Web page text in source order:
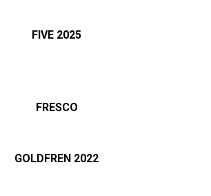
FIVE 2025
FRESCO
GOLDFREN 2022